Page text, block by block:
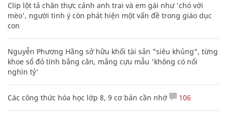
Clip lột tả chân thực cảnh anh trai và em gái như 'chó với
mèo', người tinh ý còn phát hiện một vấn đề trong giáo dục
con
Nguyễn Phương Hằng sở hữu khối tài sản "siêu khủng", từng
khoe sổ đỏ tính bằng cân, mắng cựu mẫu 'không có nổi
nghìn tỷ'
Các công thức hóa học lớp 8, 9 cơ bản cần nhớ 106